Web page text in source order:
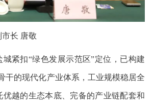
长 唐敬
城紧扣“绿色发展示范区”定位，已构建
干的现代化产业体系，工业规模稳居全
优越的生态本底、完备的产业链配套和